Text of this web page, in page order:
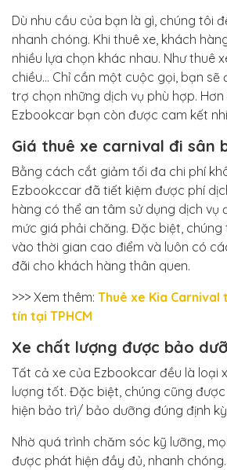
Dù nhu cầu của bạn là gì, chúng tôi
nhanh chóng. Khi thuê xe, khách
nhiều lựa chọn khác nhau. Như thuê
chiều… Chỉ cần một cuộc gọi, bạn sẽ
trợ chọn những dịch vụ phù hợp.
Ezbookcar bạn còn được cam kết
Giá thuê xe carnival đi sân
Bằng cách cắt giảm tối đa chi phí
Ezbookccar đã tiết kiệm được phí
hàng có thể an tâm sử dụng dịch vụ
mức giá phải chăng. Đặc biệt,
vào thời gian cao điểm và luôn có
đãi cho khách hàng thân quen.
>>> Xem thêm: Thuê xe Kia
tín tại TPHCM
Xe chất lượng được bảo
Tất cả xe của Ezbookcar đều là loại
lượng tốt. Đặc biệt, chúng cũng
hiện bảo trì/ bảo dưỡng đúng định
Nhờ quá trình chăm sóc kỹ lưỡng,
được phát hiện đầy đủ, nhanh